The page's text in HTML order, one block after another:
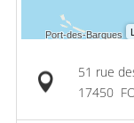
51 rue
17450